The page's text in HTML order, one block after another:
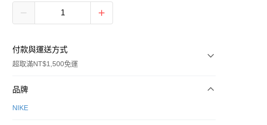
付款與運送方式
超取滿NT$1,500免運
付款方式
信用卡一次付款
品牌
NIKE